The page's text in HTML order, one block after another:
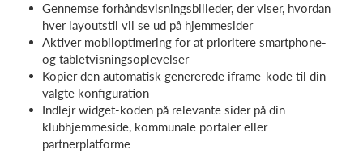
Gennemse forhåndsvisningsbilleder, der viser, hvordan
hver layoutstil vil se ud på hjemmesider
Aktiver mobiloptimering for at prioritere smartphone-
og tabletvisningsoplevelser
Kopier den automatisk genererede iframe-kode til din
valgte konfiguration
Indlejr widget-koden på relevante sider på din
klubhjemmeside, kommunale portaler eller
partnerplatforme